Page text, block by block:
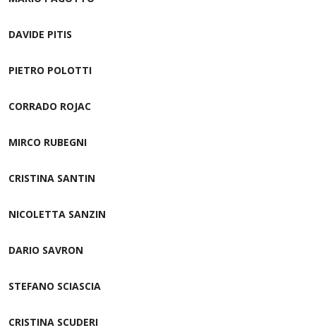
DAVIDE PITIS
PIETRO POLOTTI
CORRADO ROJAC
MIRCO RUBEGNI
CRISTINA SANTIN
NICOLETTA SANZIN
DARIO SAVRON
STEFANO SCIASCIA
CRISTINA SCUDERI